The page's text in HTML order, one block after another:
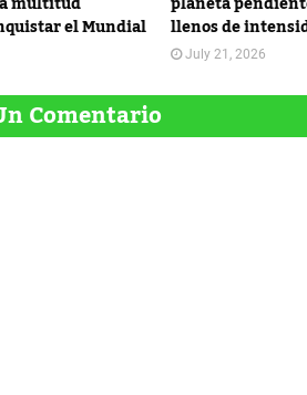
el Mundial llenos de
July 21, 2026
Comentario